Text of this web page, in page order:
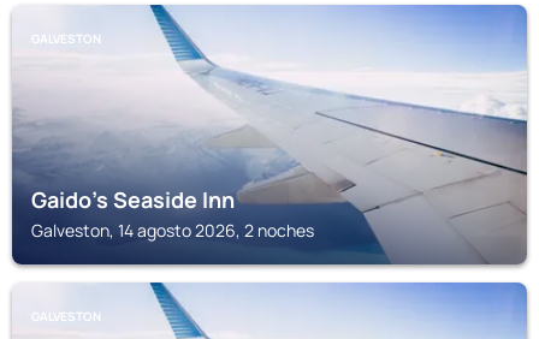
GALVESTON
Gaido's Seaside Inn
Galveston, 14 agosto 2026, 2 noches
GALVESTON